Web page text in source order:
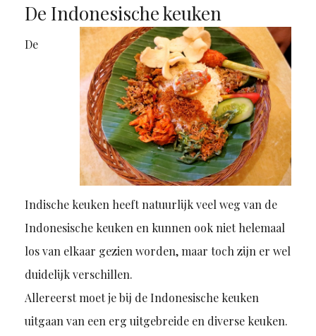
De Indonesische keuken
De
Indische keuken heeft natuurlijk veel weg van de
Indonesische keuken en kunnen ook niet helemaal
los van elkaar gezien worden, maar toch zijn er wel
duidelijk verschillen.
Allereerst moet je bij de Indonesische keuken
uitgaan van een erg uitgebreide en diverse keuken.